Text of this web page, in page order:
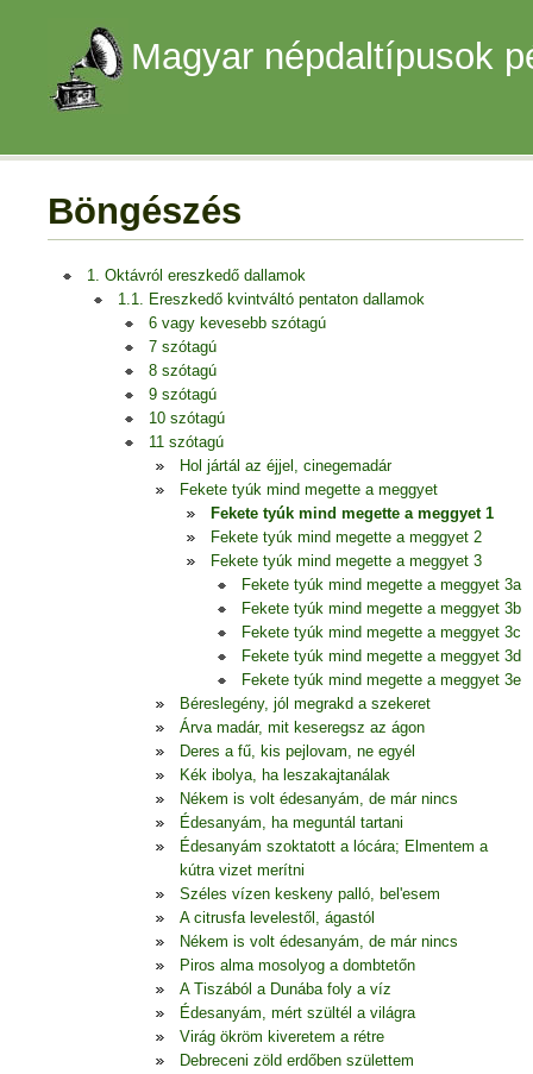
Magyar népdaltípusok
Böngészés
1. Oktávról ereszkedő dallamok
1.1. Ereszkedő kvintváltó pentaton dallamok
6 vagy kevesebb szótagú
7 szótagú
8 szótagú
9 szótagú
10 szótagú
11 szótagú
Hol jártál az éjjel, cinegemadár
Fekete tyúk mind megette a meggyet
Fekete tyúk mind megette a meggyet 1
Fekete tyúk mind megette a meggyet 2
Fekete tyúk mind megette a meggyet 3
Fekete tyúk mind megette a meggyet 3a
Fekete tyúk mind megette a meggyet 3b
Fekete tyúk mind megette a meggyet 3c
Fekete tyúk mind megette a meggyet 3d
Fekete tyúk mind megette a meggyet 3e
Béreslegény, jól megrakd a szekeret
Árva madár, mit keseregsz az ágon
Deres a fű, kis pejlovam, ne egyél
Kék ibolya, ha leszakajtanálak
Nékem is volt édesanyám, de már nincs
Édesanyám, ha meguntál tartani
Édesanyám szoktatott a lócára; Elmentem a
kútra vizet merítni
Széles vízen keskeny palló, bel'esem
A citrusfa levelestől, ágastól
Nékem is volt édesanyám, de már nincs
Piros alma mosolyog a dombtetőn
A Tiszából a Dunába foly a víz
Édesanyám, mért szültél a világra
Virág ökröm kiveretem a rétre
Debreceni zöld erdőben születtem